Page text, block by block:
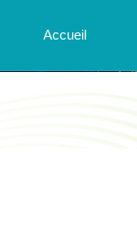
Accueil